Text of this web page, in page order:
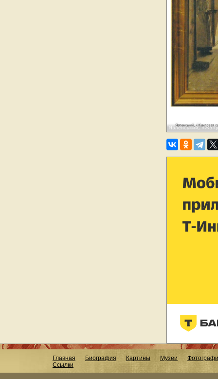
Главная Биография Картины Музеи
Ссылки